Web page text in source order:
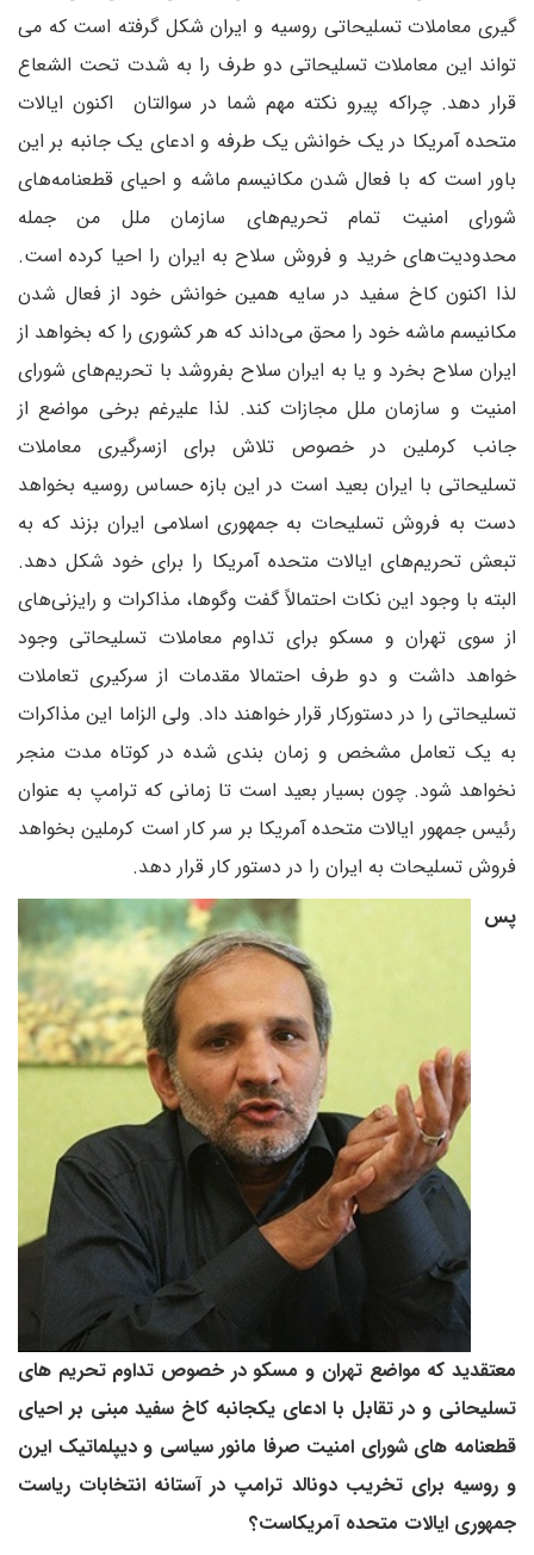
گیری معاملات تسلیحاتی روسیه و ایران شکل گرفته است که می
تواند این معاملات تسلیحاتی دو طرف را به شدت تحت الشعاع
قرار دهد. چراکه پیرو نکته مهم شما در سوالتان اکنون ایالات
متحده آمریکا در یک خوانش یک طرفه و ادعای یک جانبه بر این
باور است که با فعال شدن مکانیسم ماشه و احیای قطعنامه‌های
شورای امنیت تمام تحریم‌های سازمان ملل من جمله
محدودیت‌های خرید و فروش سلاح به ایران را احیا کرده است.
لذا اکنون کاخ سفید در سایه همین خوانش خود از فعال شدن
مکانیسم ماشه خود را محق می‌داند که هر کشوری را که بخواهد از
ایران سلاح بخرد و یا به ایران سلاح بفروشد با تحریم‌های شورای
امنیت و سازمان ملل مجازات کند. لذا علیرغم برخی مواضع از
جانب کرملین در خصوص تلاش برای ازسرگیری معاملات
تسلیحاتی با ایران بعید است در این بازه حساس روسیه بخواهد
دست به فروش تسلیحات به جمهوری اسلامی ایران بزند که به
تبعش تحریم‌های ایالات متحده آمریکا را برای خود شکل دهد.
البته با وجود این نکات احتمالاً گفت وگوها، مذاکرات و رایزنی‌های
از سوی تهران و مسکو برای تداوم معاملات تسلیحاتی وجود
خواهد داشت و دو طرف احتمالا مقدمات از سرکیری تعاملات
تسلیحاتی را در دستورکار قرار خواهند داد. ولی الزاما این مذاکرات
به یک تعامل مشخص و زمان بندی شده در کوتاه مدت منجر
نخواهد شود. چون بسیار بعید است تا زمانی که ترامپ به عنوان
رئیس جمهور ایالات متحده آمریکا بر سر کار است کرملین بخواهد
فروش تسلیحات به ایران را در دستور کار قرار دهد.
پس
معتقدید که مواضع تهران و مسکو در خصوص تداوم تحریم های
تسلیحانی و در تقابل با ادعای یکجانبه کاخ سفید مبنی بر احیای
قطعنامه های شورای امنیت صرفا مانور سیاسی و دیپلماتیک ایرن
و روسیه برای تخریب دونالد ترامپ در آستانه انتخابات ریاست
جمهوری ایالات متحده آمریکاست؟